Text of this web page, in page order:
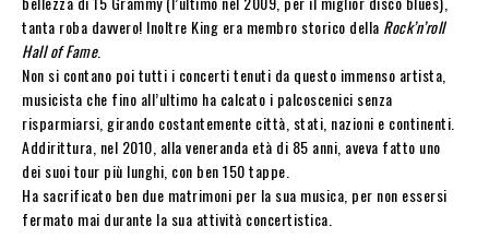
tanta roba davvero! Inoltre King era membro storico della Rock’n’roll
Hall of Fame.
Non si contano poi tutti i concerti tenuti da questo immenso artista,
musicista che fino all’ultimo ha calcato i palcoscenici senza
risparmiarsi, girando costantemente città, stati, nazioni e continenti.
Addirittura, nel 2010, alla veneranda età di 85 anni, aveva fatto uno
dei suoi tour più lunghi, con ben 150 tappe.
Ha sacrificato ben due matrimoni per la sua musica, per non essersi
fermato mai durante la sua attività concertistica.